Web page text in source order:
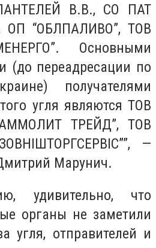
В.В., СО ПАТ
ОП “ОБЛПАЛИВО”, ТОВ
Основными
(до переадресации по
получателями
угля являются ТОВ
ТРЕЙД”, ТОВ
—
Марунич.
удивительно, что
органы не заметили
угля, отправителей и